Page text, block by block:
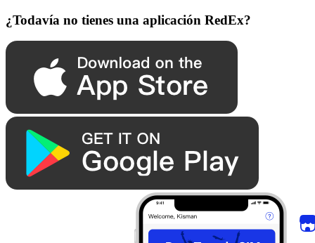
¿Todavía no tienes una aplicación RedEx?